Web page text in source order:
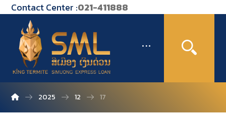
Contact Center :021-411888
2025 12 17